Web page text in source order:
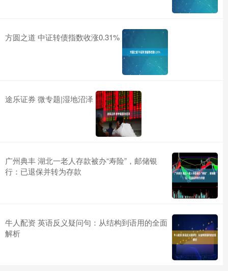
方圆之道 中证转债指数收涨0.31%
途乐证券 微专题|湿地沼泽
广州典丰 湖北一老人存款被办“寿险”，邮储银
行：已退保并转为存款
牛人配资 英语反义疑问句：从结构到语用的全面
解析